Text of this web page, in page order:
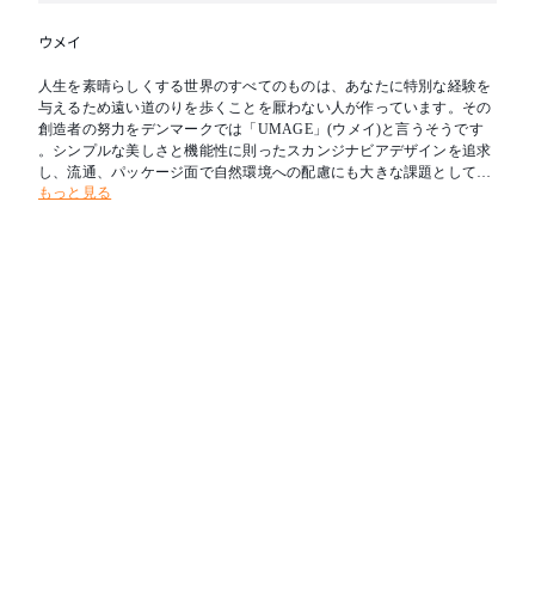
ウメイ
人生を素晴らしくする世界のすべてのものは、あなたに特別な経験を
与えるため遠い道のりを歩くことを厭わない人が作っています。その
創造者の努力をデンマークでは「UMAGE」(ウメイ)と言うそうです
。シンプルな美しさと機能性に則ったスカンジナビアデザインを追求
し、流通、パッケージ面で自然環境への配慮にも大きな課題として取
り組んでいるブランドです。
もっと見る